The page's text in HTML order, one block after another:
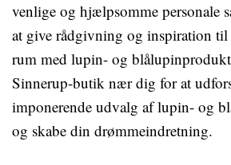
venlige og hjælpsomme personale
at give rådgivning og inspiration til
rum med lupin- og
Sinnerup-butik nær dig for at
imponerende udvalg af lupin- og
og skabe din drømmeindretning.